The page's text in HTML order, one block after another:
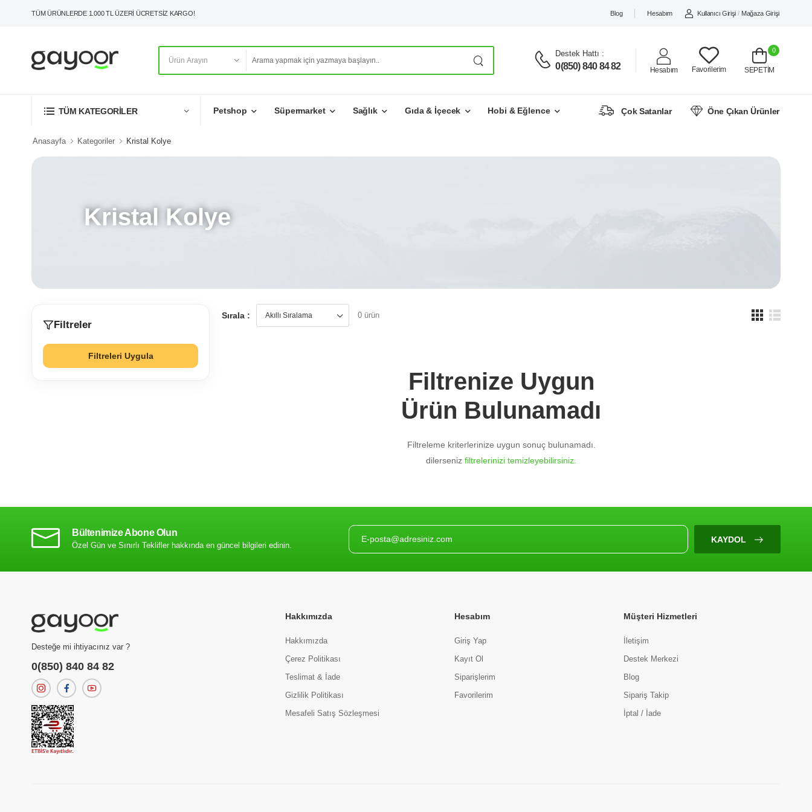
TÜM ÜRÜNLERDE 1.000 TL ÜZERİ ÜCRETSİZ KARGO! Blog Hesabım Kullanıcı Girişi / Mağaza Girişi
Destek Hattı :
0(850) 840 84 82 Hesabım Favorilerim
0
SEPETİM
TÜM KATEGORİLER Petshop Süpermarket Sağlık Gıda & İçecek Hobi & Eğlence Çok Satanlar Öne Çıkan Ürünler
Anasayfa Kategoriler Kristal Kolye
Kristal Kolye
Filtreler
Filtreleri Uygula
Sırala : 0 ürün
Filtrenize Uygun
Ürün Bulunamadı
Filtreleme kriterlerinize uygun sonuç bulunamadı.
dilerseniz filtrelerinizi temizleyebilirsiniz.
Bültenimize Abone Olun
Özel Gün ve Sınırlı Teklifler hakkında en güncel bilgileri edinin.
KAYDOL
Desteğe mi ihtiyacınız var ?
0(850) 840 84 82
Hakkımızda
Hakkımızda
Çerez Politikası
Teslimat & İade
Gizlilik Politikası
Mesafeli Satış Sözleşmesi
Hesabım
Giriş Yap
Kayıt Ol
Siparişlerim
Favorilerim
Müşteri Hizmetleri
İletişim
Destek Merkezi
Blog
Sipariş Takip
İptal / İade